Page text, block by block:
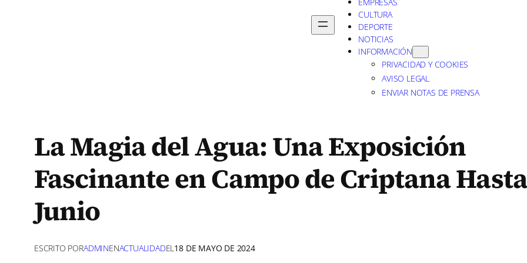
CULTURA
DEPORTE
NOTICIAS
INFORMACIÓN
PRIVACIDAD Y COOKIES
AVISO LEGAL
ENVIAR NOTAS DE PRENSA
La Magia del Agua: Una Exposición
Fascinante en Campo de Criptana Hasta
Junio
ESCRITO PORADMINENACTUALIDADEL 18 DE MAYO DE 2024